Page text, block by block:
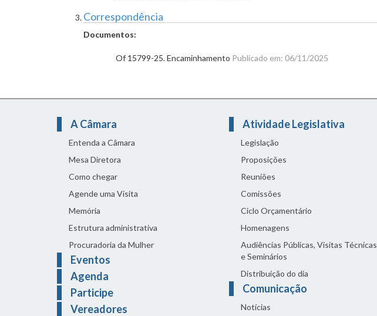
Correspondência
Documentos:
Of 15799-25. Encaminhamento Publicado em: 06/11/2025
A Câmara
Entenda a Câmara
Mesa Diretora
Como chegar
Agende uma Visita
Memória
Estrutura administrativa
Procuradoria da Mulher
Eventos
Agenda
Participe
Vereadores
Atividade Legislativa
Legislação
Proposições
Reuniões
Comissões
Ciclo Orçamentário
Homenagens
Audiências Públicas, Visitas Técnicas
e Seminários
Distribuição do dia
Comunicação
Notícias